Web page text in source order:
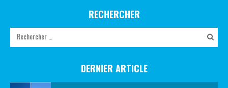
RECHERCHER
DERNIER ARTICLE